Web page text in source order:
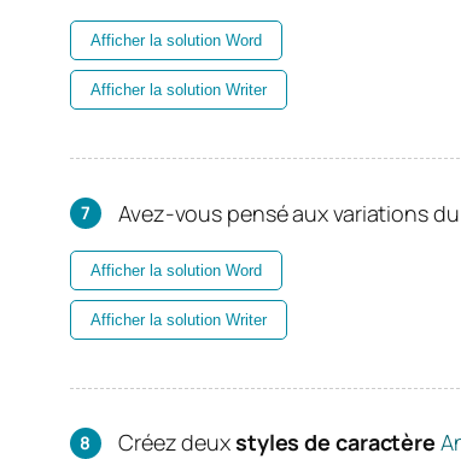
Afficher la solution Word
Afficher la solution Writer
Avez-vous pensé aux variations
Afficher la solution Word
Afficher la solution Writer
Créez deuxstyles de caractère